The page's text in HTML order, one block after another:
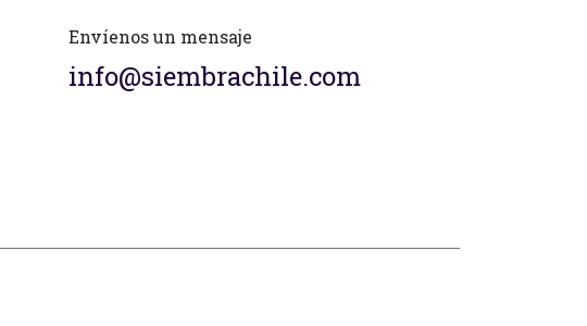
Envíenos un mensaje
info@siembrachile.com